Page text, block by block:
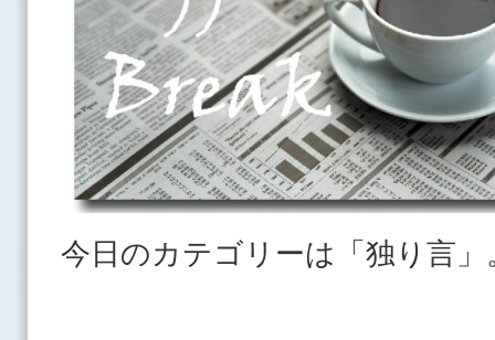
今日のカテゴリーは「独り言」